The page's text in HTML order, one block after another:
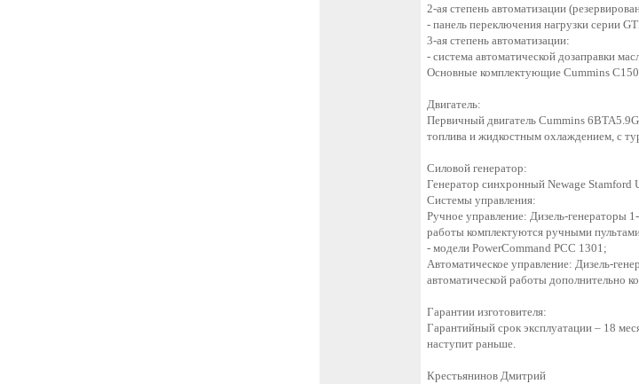
2-ая степень автоматизации
- панель переключения нагрузки серии
3-ая степень автоматизации:
- система автоматической дозаправки
Основные комплектующие Cummins
Двигатель:
Первичный двигатель Cummins
топлива и жидкостным охлаждением, с
Силовой генератор:
Генератор синхронный Newage Stamford
Системы управления:
Ручное управление: Дизель-генераторы
работы комплектуются ручными
- модели PowerCommand PCC 1301;
Автоматическое управление: Дизель-
автоматической работы дополнительно
Гарантии изготовителя:
Гарантийный срок эксплуатации – 18
наступит раньше.
Крестьянинов Дмитрий